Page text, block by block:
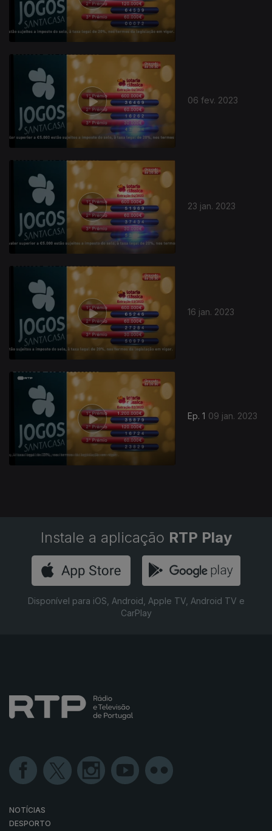
06 fev. 2023
23 jan. 2023
16 jan. 2023
Ep. 1 09 jan. 2023
664970
Instale a aplicação RTP Play
Disponível para iOS, Android, Apple TV, Android TV e
CarPlay
NOTÍCIAS
DESPORTO